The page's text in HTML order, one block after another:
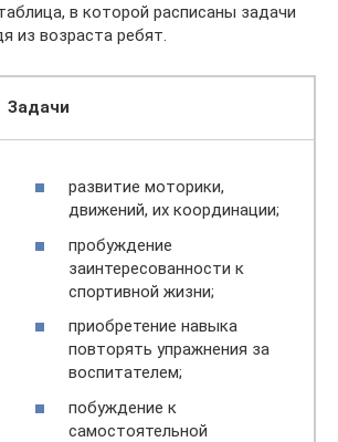
в которой расписаны задачи
из возраста ребят.
Задачи
развитие моторики,
движений, их координации;
пробуждение
заинтересованности к
спортивной жизни;
приобретение навыка
повторять упражнения за
воспитателем;
побуждение к
самостоятельной